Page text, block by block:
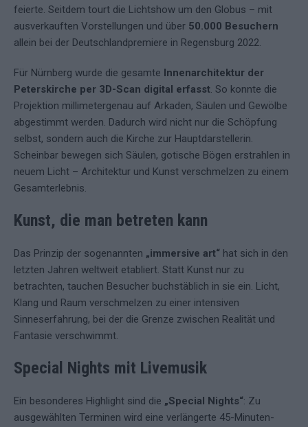
feierte. Seitdem tourt die Lichtshow um den Globus – mit
ausverkauften Vorstellungen und über 50.000 Besuchern
allein bei der Deutschlandpremiere in Regensburg 2022.
Für Nürnberg wurde die gesamte Innenarchitektur der
Peterskirche per 3D-Scan digital erfasst. So konnte die
Projektion millimetergenau auf Arkaden, Säulen und Gewölbe
abgestimmt werden. Dadurch wird nicht nur die Schöpfung
selbst, sondern auch die Kirche zur Hauptdarstellerin.
Scheinbar bewegen sich Säulen, gotische Bögen erstrahlen in
neuem Licht – Architektur und Kunst verschmelzen zu einem
Gesamterlebnis.
Kunst, die man betreten kann
Das Prinzip der sogenannten „immersive art“ hat sich in den
letzten Jahren weltweit etabliert. Statt Kunst nur zu
betrachten, tauchen Besucher buchstäblich in sie ein. Licht,
Klang und Raum verschmelzen zu einer intensiven
Sinneserfahrung, bei der die Grenze zwischen Realität und
Fantasie verschwimmt.
Special Nights mit Livemusik
Ein besonderes Highlight sind die „Special Nights“: Zu
ausgewählten Terminen wird eine verlängerte 45-Minuten-